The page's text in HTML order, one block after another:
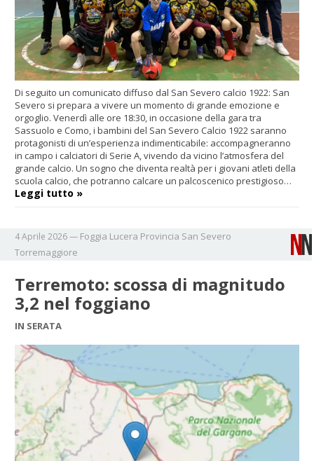
Di seguito un comunicato diffuso dal San Severo calcio 1922: San
Severo si prepara a vivere un momento di grande emozione e
orgoglio. Venerdì alle ore 18:30, in occasione della gara tra
Sassuolo e Como, i bambini del San Severo Calcio 1922 saranno
protagonisti di un’esperienza indimenticabile: accompagneranno
in campo i calciatori di Serie A, vivendo da vicino l’atmosfera del
grande calcio. Un sogno che diventa realtà per i giovani atleti della
scuola calcio, che potranno calcare un palcoscenico prestigioso…
Leggi tutto »
4 Aprile 2026— Foggia Lucera Provincia San Severo
Torremaggiore
Terremoto: scossa di magnitudo
3,2 nel foggiano
IN SERATA